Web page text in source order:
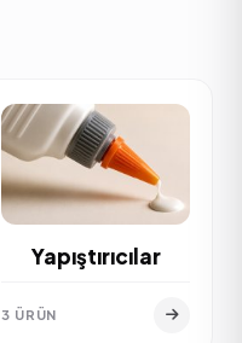
Yapıştırıcılar
3 ÜRÜN